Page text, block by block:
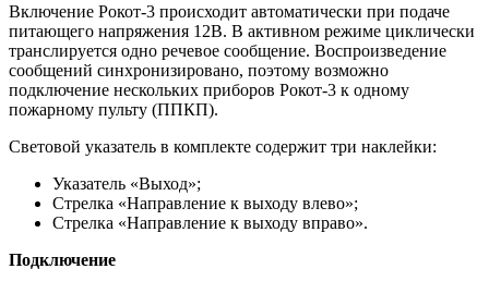
Включение Рокот-3 происходит автоматически при подаче
питающего напряжения 12В. В активном режиме циклически
транслируется одно речевое сообщение. Воспроизведение
сообщений синхронизировано, поэтому возможно
подключение нескольких приборов Рокот-3 к одному
пожарному пульту (ППКП).
Световой указатель в комплекте содержит три наклейки:
Указатель «Выход»;
Стрелка «Направление к выходу влево»;
Стрелка «Направление к выходу вправо».
Подключение